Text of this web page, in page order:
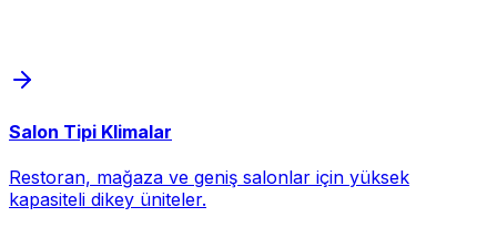
Salon Tipi Klimalar
Restoran, mağaza ve geniş salonlar için yüksek
kapasiteli dikey üniteler.